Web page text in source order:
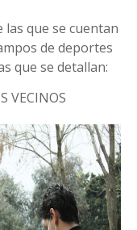
que se cuentan
de deportes
que se detallan:
VECINOS